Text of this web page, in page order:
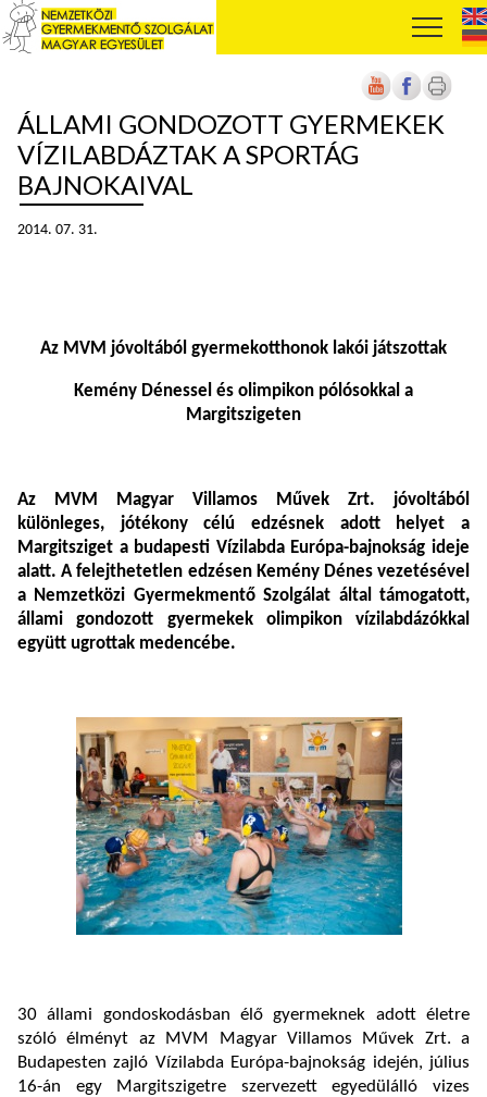
ÁLLAMI GONDOZOTT GYERMEKEK
VÍZILABDÁZTAK A SPORTÁG
BAJNOKAIVAL
2014. 07. 31.
Az MVM jóvoltából gyermekotthonok lakói játszottak
Kemény Dénessel és olimpikon pólósokkal a
Margitszigeten
Az MVM Magyar Villamos Művek Zrt. jóvoltából
különleges, jótékony célú edzésnek adott helyet a
Margitsziget a budapesti Vízilabda Európa-bajnokság ideje
alatt. A felejthetetlen edzésen Kemény Dénes vezetésével
a Nemzetközi Gyermekmentő Szolgálat által támogatott,
állami gondozott gyermekek olimpikon vízilabdázókkal
együtt ugrottak medencébe.
30 állami gondoskodásban élő gyermeknek adott életre
szóló élményt az MVM Magyar Villamos Művek Zrt. a
Budapesten zajló Vízilabda Európa-bajnokság idején, július
16-án egy Margitszigetre szervezett egyedülálló vizes